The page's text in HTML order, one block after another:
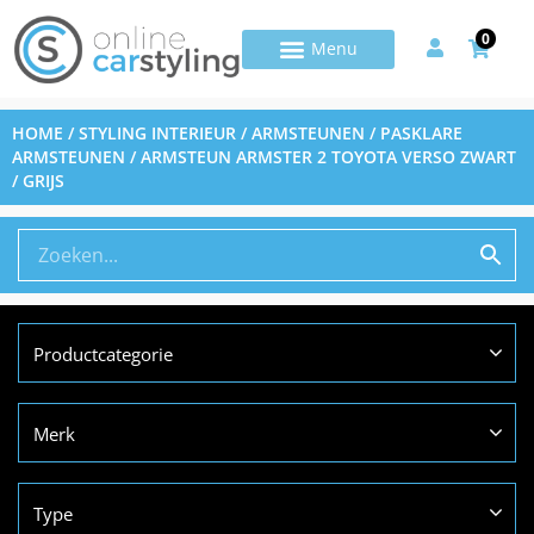
0
HOME /STYLING INTERIEUR /ARMSTEUNEN / PASKLARE
ARMSTEUNEN / ARMSTEUN ARMSTER 2 TOYOTA VERSO ZWART
/ GRIJS
Productcategorie
Merk
Type